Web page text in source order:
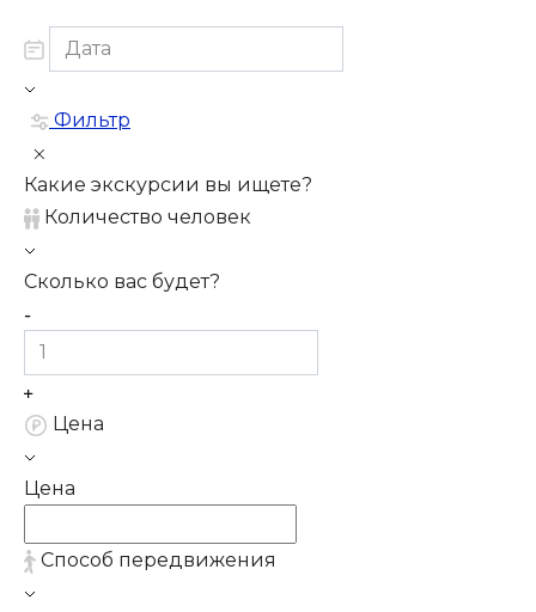
Фильтр
Какие экскурсии вы ищете?
Количество человек
Сколько вас будет?
Цена
Цена
Способ передвижения